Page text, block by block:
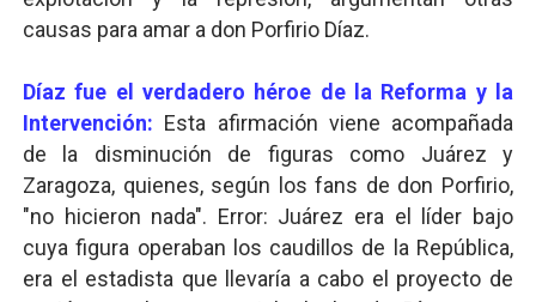
causas para amar a don Porfirio Díaz.
Díaz fue el verdadero héroe de la Reforma y la
Intervención: Esta afirmación viene acompañada
de la disminución de figuras como Juárez y
Zaragoza, quienes, según los fans de don Porfirio,
"no hicieron nada". Error: Juárez era el líder bajo
cuya figura operaban los caudillos de la República,
era el estadista que llevaría a cabo el proyecto de